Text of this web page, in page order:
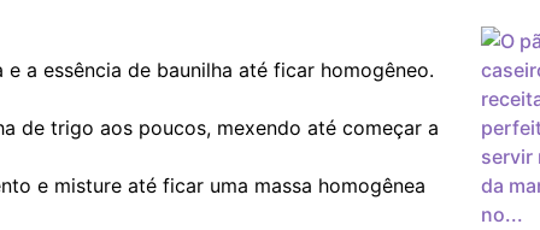
a essência de baunilha até ficar homogêneo.
de trigo aos poucos, mexendo até começar a
e misture até ficar uma massa homogênea